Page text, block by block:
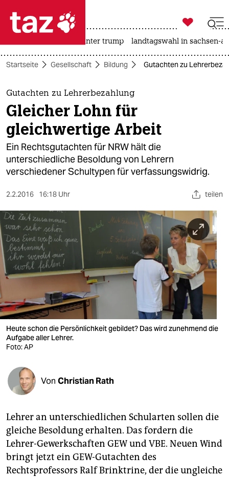
 taz zahl ich
taz zahl ich
themen
politik
öko
gesellschaft
sport
berlin
nord
wahrheit
verlag
verlag
veranstaltungen
fragen & hilfe
abo
genossenschaft
epaper login

taz zahl ich
usa unter trump landtagswahl in sachsen-
Startseite Gesellschaft Bildung Gutachten zu
Gutachten zu Lehrerbezahlung
Gleicher Lohn für
gleichwertige Arbeit
Ein Rechtsgutachten für NRW hält die
unterschiedliche Besoldung von Lehrern
verschiedener Schultypen für verfassungswidrig.
2.2.2016 16:18 Uhr teilen
Heute schon die Persönlichkeit gebildet? Das wird zunehmend die
Aufgabe aller Lehrer.
Foto: AP
Von Christian Rath
Lehrer an unterschiedlichen Schularten sollen die
gleiche Besoldung erhalten. Das fordern die
Lehrer-Gewerkschaften GEW und VBE. Neuen Wind
bringt jetzt ein GEW-Gutachten des
Rechtsprofessors Ralf Brinktrine, der die ungleiche